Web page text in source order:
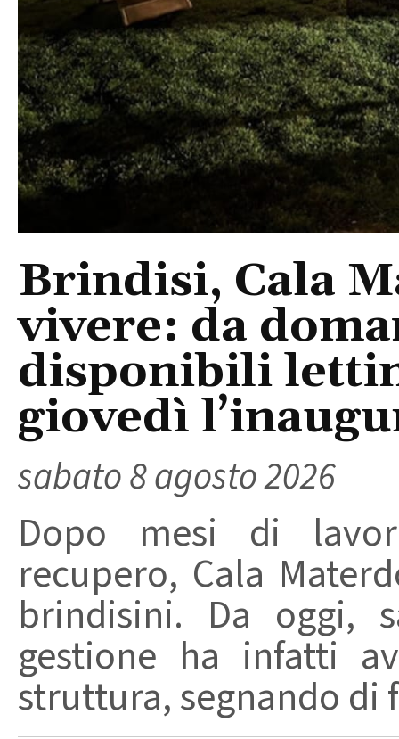
Brindisi, Cala
vivere: da
disponibili
giovedì
sabato 8 agosto 2026
Dopo mesi di
recupero, Cala
brindisini. Da oggi,
gestione ha infatti
struttura, segnando di